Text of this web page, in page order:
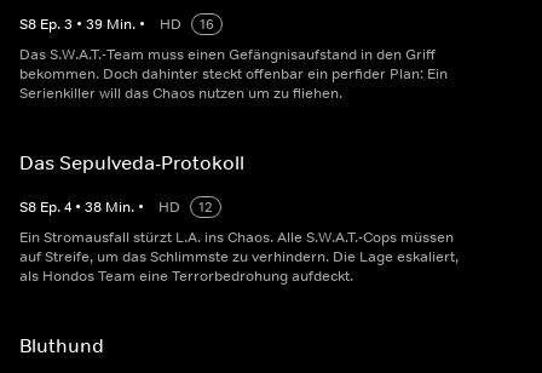
S8 Ep.3 • 39 Min. • HD
16
Das S.W.A.T.-Team muss einen Gefängnisaufstand in den Griff
bekommen. Doch dahinter steckt offenbar ein perfider Plan: Ein
Serienkiller will das Chaos nutzen um zu fliehen.
Das Sepulveda-Protokoll
S8 Ep.4 • 38 Min. • HD
12
Ein Stromausfall stürzt L.A. ins Chaos. Alle S.W.A.T.-Cops müssen
auf Streife, um das Schlimmste zu verhindern. Die Lage eskaliert,
als Hondos Team eine Terrorbedrohung aufdeckt.
Bluthund